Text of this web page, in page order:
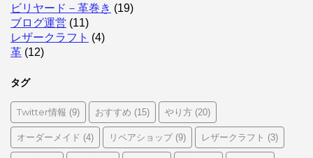
ビリヤード－革巻き (19)
ブログ運営 (11)
レザークラフト (4)
革 (12)
タグ
Twitter情報 (9) おすすめ (15) やり方 (20)
オーダーメイド (4) リペアショップ(9) レザークラフト (3)